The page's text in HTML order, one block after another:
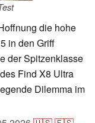
die hohe
in den Griff
der Spitzenklasse
Find X8 Ultra
Dilemma im